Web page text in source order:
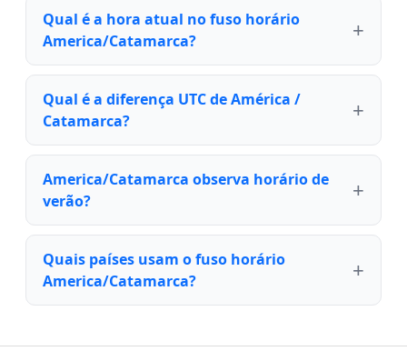
Qual é a hora atual no fuso horário
America/Catamarca?
Qual é a diferença UTC de América /
Catamarca?
America/Catamarca observa horário de
verão?
Quais países usam o fuso horário
America/Catamarca?